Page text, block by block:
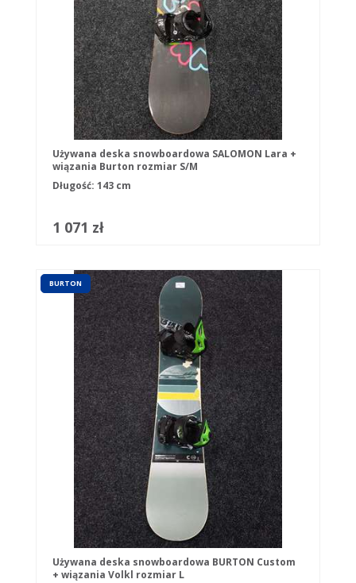
Używana deska snowboardowa SALOMON Lara +
wiązania Burton rozmiar S/M
Długość: 143 cm
1 071 zł
BURTON
Używana deska snowboardowa BURTON Custom
+ wiązania Volkl rozmiar L